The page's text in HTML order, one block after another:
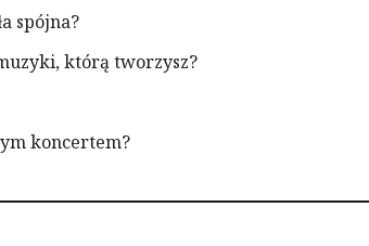
spójna?
którą tworzysz?
koncertem?